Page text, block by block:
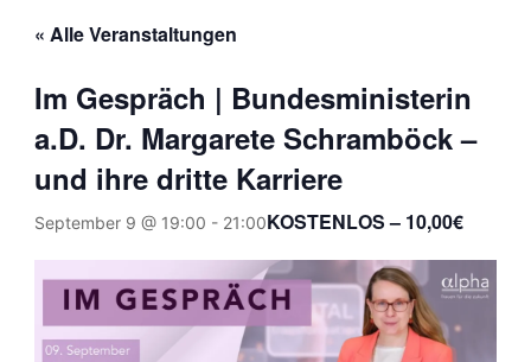
« Alle Veranstaltungen
Im Gespräch | Bundesministerin
a.D. Dr. Margarete Schramböck –
und ihre dritte Karriere
September 9 @ 19:00 - 21:00KOSTENLOS – 10,00€